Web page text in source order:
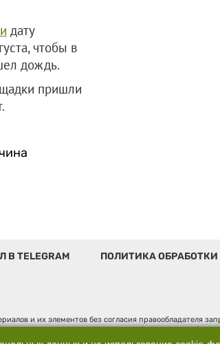
дату
чтобы в
дождь.
пришли
В TELEGRAM
ПОЛИТИКА
и их элементов без согласия правообладателя
и массовых коммуникаций (Роскомнадзор).
г. Екатеринбург, ул. Бориса Ельцина, строение 3,